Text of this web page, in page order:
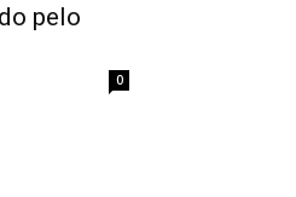
pelo
0